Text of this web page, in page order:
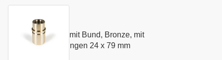
Führungsbuchse mit Bund, Bronze, mit
Festschmierstoffringen 24 x 79 mm
Kurzname:
N281.24
155414